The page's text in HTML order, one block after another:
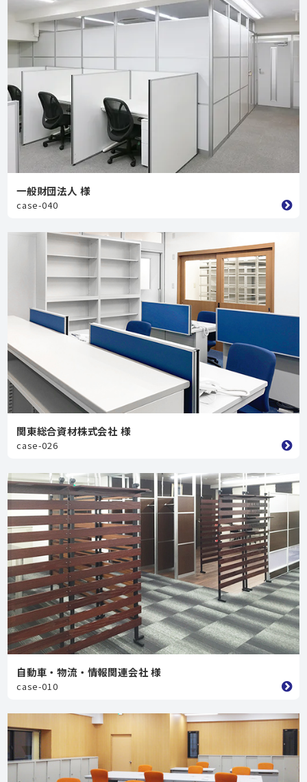
一般財団法人 様
case-040
関東総合資材株式会社 様
case-026
自動車・物流・情報関連会社 様
case-010